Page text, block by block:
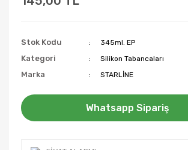
Stok Kodu 345ml. EP
Kategori Silikon Tabancaları
Marka STARLİNE
Whatsapp Sipariş